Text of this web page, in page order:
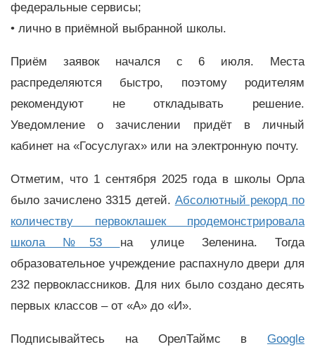
федеральные сервисы;
• лично в приёмной выбранной школы.
Приём заявок начался с 6 июля. Места
распределяются быстро, поэтому родителям
рекомендуют не откладывать решение.
Уведомление о зачислении придёт в личный
кабинет на «Госуслугах» или на электронную почту.
Отметим, что 1 сентября 2025 года в школы Орла
было зачислено 3315 детей. Абсолютный рекорд по
количеству первоклашек продемонстрировала
школа №53 на улице Зеленина. Тогда
образовательное учреждение распахнуло двери для
232 первоклассников. Для них было создано десять
первых классов – от «А» до «И».
Подписывайтесь на ОрелТаймс в Google